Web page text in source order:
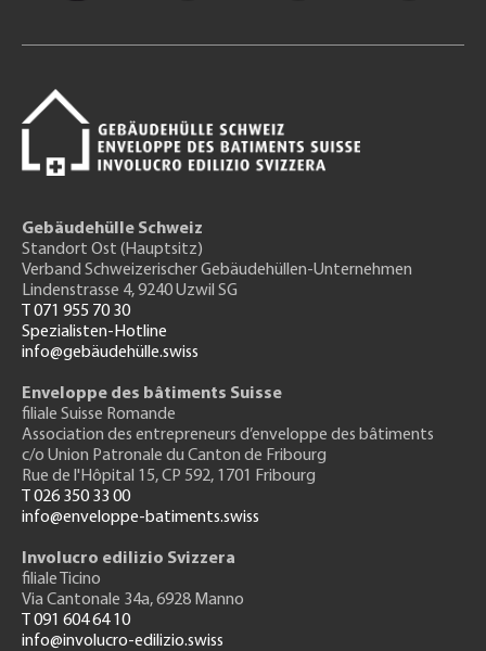
Gebäudehülle Schweiz
Standort Ost (Hauptsitz)
Verband Schweizerischer Gebäudehüllen-Unternehmen
Lindenstrasse 4, 9240 Uzwil SG
T 071 955 70 30
Spezialisten-Hotline
info@gebäudehülle.swiss
Enveloppe des bâtiments Suisse
filiale Suisse Romande
Association des entrepreneurs d’enveloppe des bâtiments
c/o Union Patronale du Canton de Fribourg
Rue de l'Hôpital 15, CP 592, 1701 Fribourg
T 026 350 33 00
info@enveloppe-batiments.swiss
Involucro edilizio Svizzera
filiale Ticino
Via Cantonale 34a, 6928 Manno
T 091 604 64 10
info@involucro-edilizio.swiss